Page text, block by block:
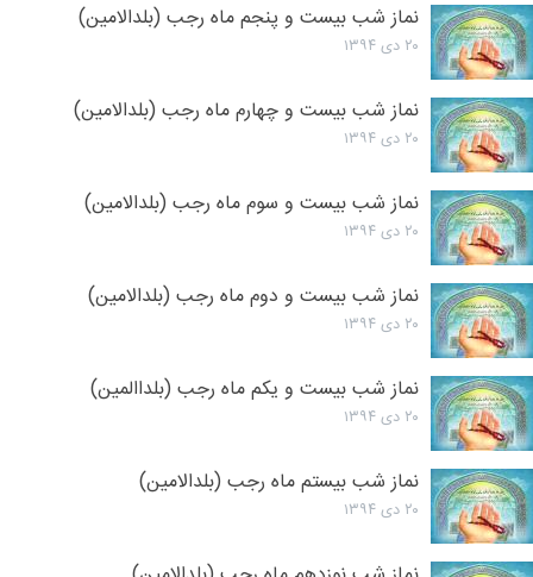
نماز شب بیست و پنجم ماه رجب (بلدالامین)
۲۰ دی ۱۳۹۴
نماز شب بیست و چهارم ماه رجب (بلدالامین)
۲۰ دی ۱۳۹۴
نماز شب بیست و سوم ماه رجب (بلدالامین)
۲۰ دی ۱۳۹۴
نماز شب بیست و دوم ماه رجب (بلدالامین)
۲۰ دی ۱۳۹۴
نماز شب بیست و یکم ماه رجب (بلداالمین)
۲۰ دی ۱۳۹۴
نماز شب بیستم ماه رجب (بلدالامین)
۲۰ دی ۱۳۹۴